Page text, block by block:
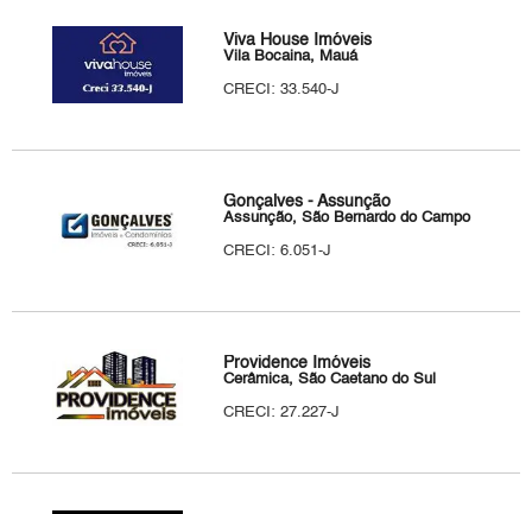
Viva House Imóveis
Vila Bocaina, Mauá
CRECI: 33.540-J
Gonçalves - Assunção
Assunção, São Bernardo do Campo
CRECI: 6.051-J
Providence Imóveis
Cerâmica, São Caetano do Sul
CRECI: 27.227-J